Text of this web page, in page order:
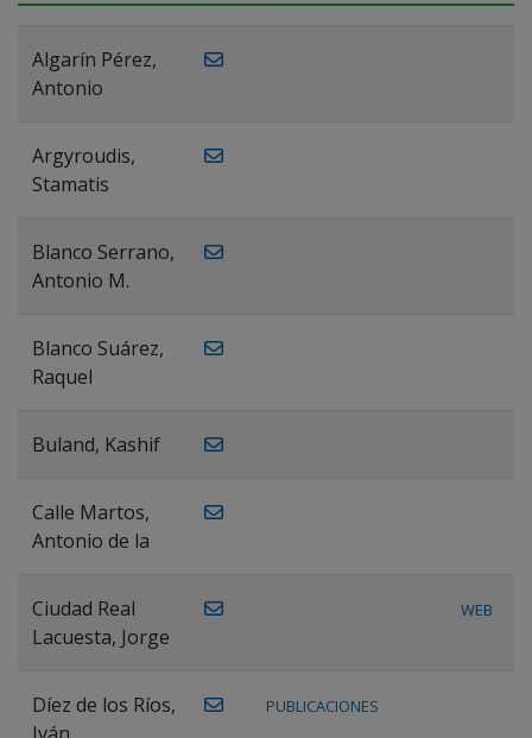
Algarín Pérez,
Antonio
Argyroudis,
Stamatis
Blanco Serrano,
Antonio M.
Blanco Suárez,
Raquel
Buland, Kashif
Calle Martos,
Antonio de la
Ciudad Real
Lacuesta, Jorge
WEB
Díez de los Ríos,
PUBLICACIONES